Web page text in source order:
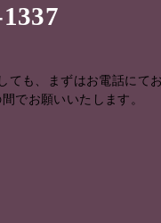
ても、まずはお電話にて
でお願いいたします。